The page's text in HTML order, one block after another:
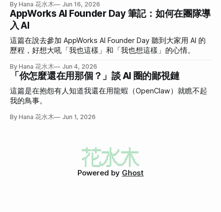
By Hana 花水木 Jun 16, 2026
AppWorks AI Founder Day 筆記：如何在團隊導
入 AI
這篇在說去參加 AppWorks AI Founder Day 聽到大家用 AI 的
歷程，好想大吼「我也這樣」和「我也想這樣」的心情。
By Hana 花水木 Jun 4, 2026
「你怎麼還在用那個？」談 AI 圈的鄙視鏈
這篇是在抱怨有人知道我還在用龍蝦（OpenClaw）就瞧不起
我的鳥事。
By Hana 花水木 Jun 1, 2026
Powered by Ghost